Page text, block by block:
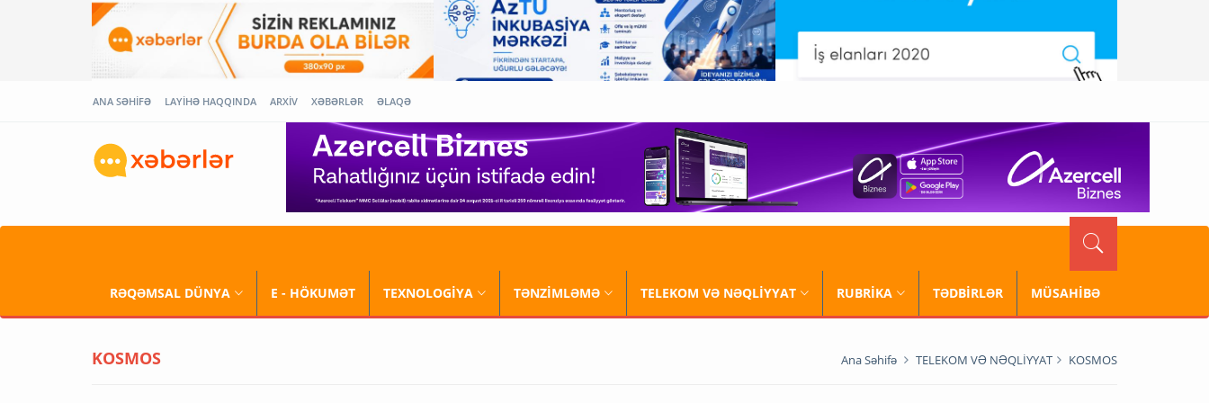
ANA SƏHİFƏ LAYİHƏ HAQQINDA ARXİV XƏBƏRLƏR ƏLAQƏ
RƏQƏMSAL DÜNYA E - HÖKUMƏT TEXNOLOGİYA TƏNZİMLƏMƏ TELEKOM VƏ NƏQLİYYAT RUBRİKA TƏDBİRLƏR MÜSAHİBƏ
KOSMOS Ana Səhifə TELEKOM VƏ NƏQLİYYAT KOSMOS